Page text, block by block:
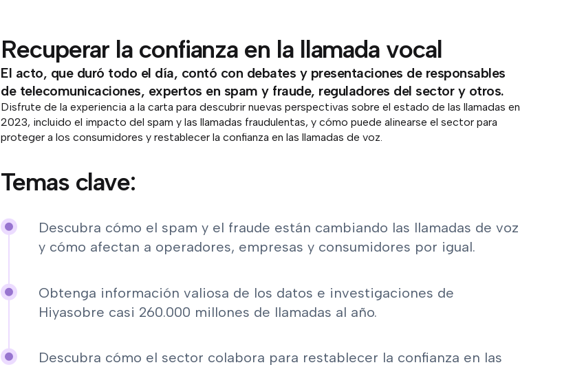
Recuperar la confianza en la llamada vocal
El acto, que duró todo el día, contó con debates y presentaciones de responsables
de telecomunicaciones, expertos en spam y fraude, reguladores del sector y otros.
Disfrute de la experiencia a la carta para descubrir nuevas perspectivas sobre el estado de las llamadas en
2023, incluido el impacto del spam y las llamadas fraudulentas, y cómo puede alinearse el sector para
proteger a los consumidores y restablecer la confianza en las llamadas de voz.
Temas clave:
Descubra cómo el spam y el fraude están cambiando las llamadas de voz
y cómo afectan a operadores, empresas y consumidores por igual.
Obtenga información valiosa de los datos e investigaciones de
Hiyasobre casi 260.000 millones de llamadas al año.
Descubra cómo el sector colabora para restablecer la confianza en las